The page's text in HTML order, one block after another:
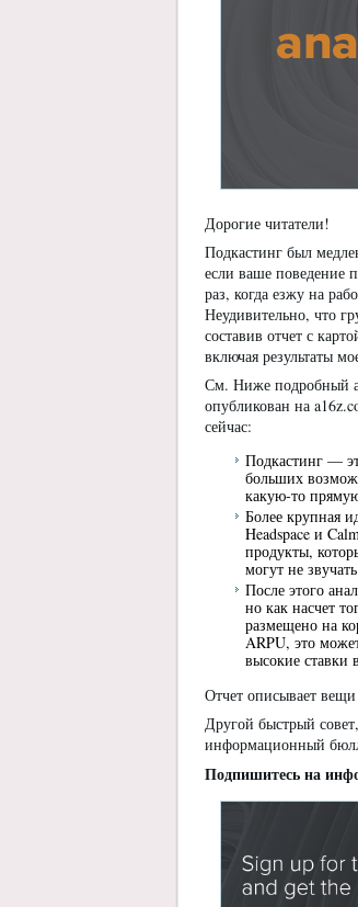
Дорогие читатели!
Подкастинг был
если ваше поведение
раз, когда езжу на
Неудивительно, что
составив отчет с
включая результаты
См. Ниже подробный
опубликован на
сейчас:
Подкастинг —
больших
какую-то
Более крупная
Headspace и
продукты,
могут не
После этого
но как насчет
размещено на
ARPU, это
высокие ставки
Отчет описывает
Другой быстрый
информационный
Подпишитесь на